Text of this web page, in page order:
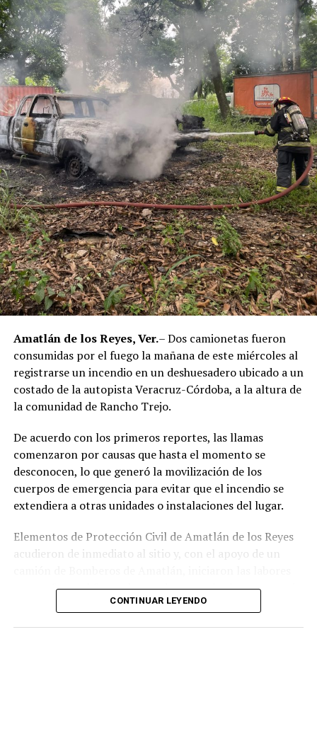
Los ahora sentenciados formaban parte de la Policía
Municipal de Coscomatepec durante la administración
del alcalde de Movimiento Ciudadano, Armando Reyes
Muñoz, y permanecerán recluidos en el Centro de
Reinserción Social de Mediana Seguridad de La Toma, en
Amatlán de los Reyes, donde cumplirán la condena.
Aunque durante el operativo fueron detenidos siete
policías municipales, la sentencia dada a conocer
corresponde únicamente a seis de ellos. Hasta el
momento, las autoridades no han informado la situación
jurídica del séptimo implicado.
El caso evidenció presuntas irregularidades dentro de la
corporación policiaca y motivó la intervención de
autoridades estatales y federales, en un contexto de
reforzamiento de las investigaciones contra servidores
públicos relacionados con actividades ilícitas en la
La sentencia representa uno de los primeros fallos
derivados de aquel operativo y confirma la
responsabilidad penal de los exuniformados por delitos
relacionados con la posesión de droga y el
públicos.
Amatlán de los Reyes, Ver.– Dos camionetas fueron
consumidas por el fuego la mañana de este miércoles al
registrarse un incendio en un deshuesadero ubicado a un
costado de la autopista Veracruz-Córdoba, a la altura de
la comunidad de Rancho Trejo.
De acuerdo con los primeros reportes, las llamas
comenzaron por causas que hasta el momento se
desconocen, lo que generó la movilización de los
cuerpos de emergencia para evitar que el incendio se
extendiera a otras unidades o instalaciones del lugar.
Elementos de Protección Civil de Amatlán de los Reyes
acudieron de inmediato al sitio y, con el apoyo de un
para sofocar el fuego, logrando controlar la emergencia
tras varios minutos de trabajo.
CONTINUAR LEYENDO